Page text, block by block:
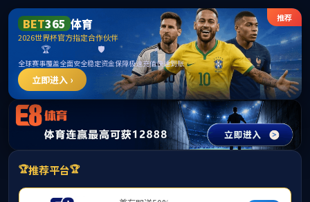
中国·必威(bw·西汉姆联)有限公司-Official
website